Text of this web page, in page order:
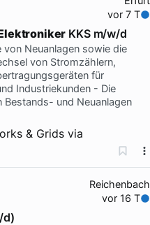
vor 7 T
KKS m/w/d
Neuanlagen sowie die
von Stromzählern,
für
Industriekunden - Die
und Neuanlagen
& Grids via
Reichenbach
vor 16 T
d)